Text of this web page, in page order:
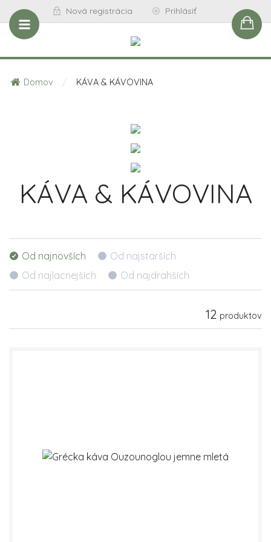
Nová registrácia Prihlásiť
Domov / KÁVA & KÁVOVINA
KÁVA & KÁVOVINA
Od najnovších
Od najstarších
Od najlacnejších
Od najdrahších
12 produktov